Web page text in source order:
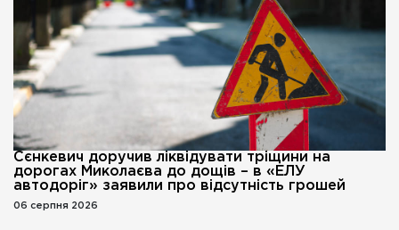
Сєнкевич доручив ліквідувати тріщини на
дорогах Миколаєва до дощів – в «ЕЛУ
автодоріг» заявили про відсутність грошей
06 серпня 2026